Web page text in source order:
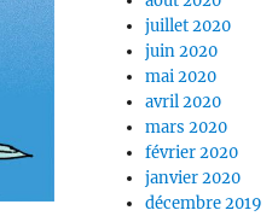
juillet 2020
juin 2020
mai 2020
avril 2020
mars 2020
février 2020
janvier 2020
décembre 2019